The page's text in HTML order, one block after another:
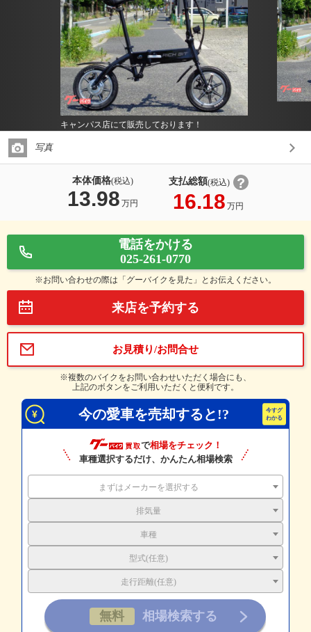
キャンパス店にて販売しております！
写真
本体価格(税込)
13.98 万円
支払総額(税込)
16.18 万円
電話をかける
025-261-0770
※お問い合わせの際は「グーバイクを見た」とお伝えください。
来店を予約する
お見積り/お問合せ
※複数のバイクをお問い合わせいただく場合にも、
上記のボタンをご利用いただくと便利です。
今の愛車を売却すると!?
で相場をチェック！
車種選択するだけ、かんたん相場検索
まずはメーカーを選択する
排気量
車種
型式(任意)
走行距離(任意)